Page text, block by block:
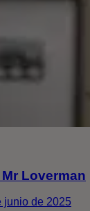
Loverman
junio de 2025